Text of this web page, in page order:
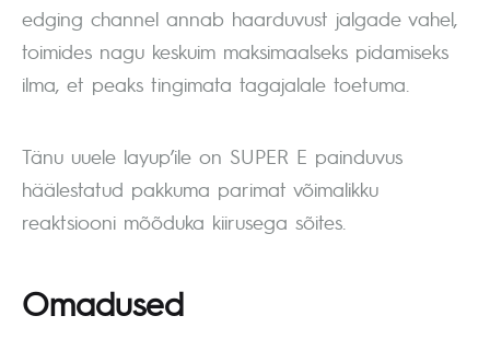
edging channel annab haarduvust jalgade vahel,
toimides nagu keskuim maksimaalseks pidamiseks
ilma, et peaks tingimata tagajalale toetuma.
Tänu uuele layup’ile on SUPER E painduvus
häälestatud pakkuma parimat võimalikku
reaktsiooni mõõduka kiirusega sõites.
Omadused